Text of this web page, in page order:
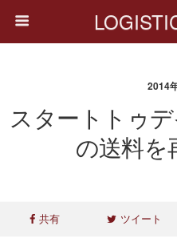
2014
スタートトゥ
の送料を
共有 ツイート